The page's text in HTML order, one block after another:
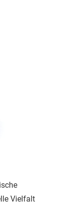
Vielfalt